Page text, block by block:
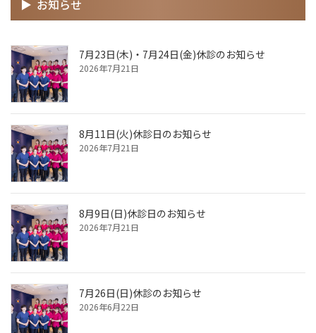
お知らせ
7月23日(木)・7月24日(金)休診のお知らせ
2026年7月21日
8月11日(火)休診日のお知らせ
2026年7月21日
8月9日(日)休診日のお知らせ
2026年7月21日
7月26日(日)休診のお知らせ
2026年6月22日